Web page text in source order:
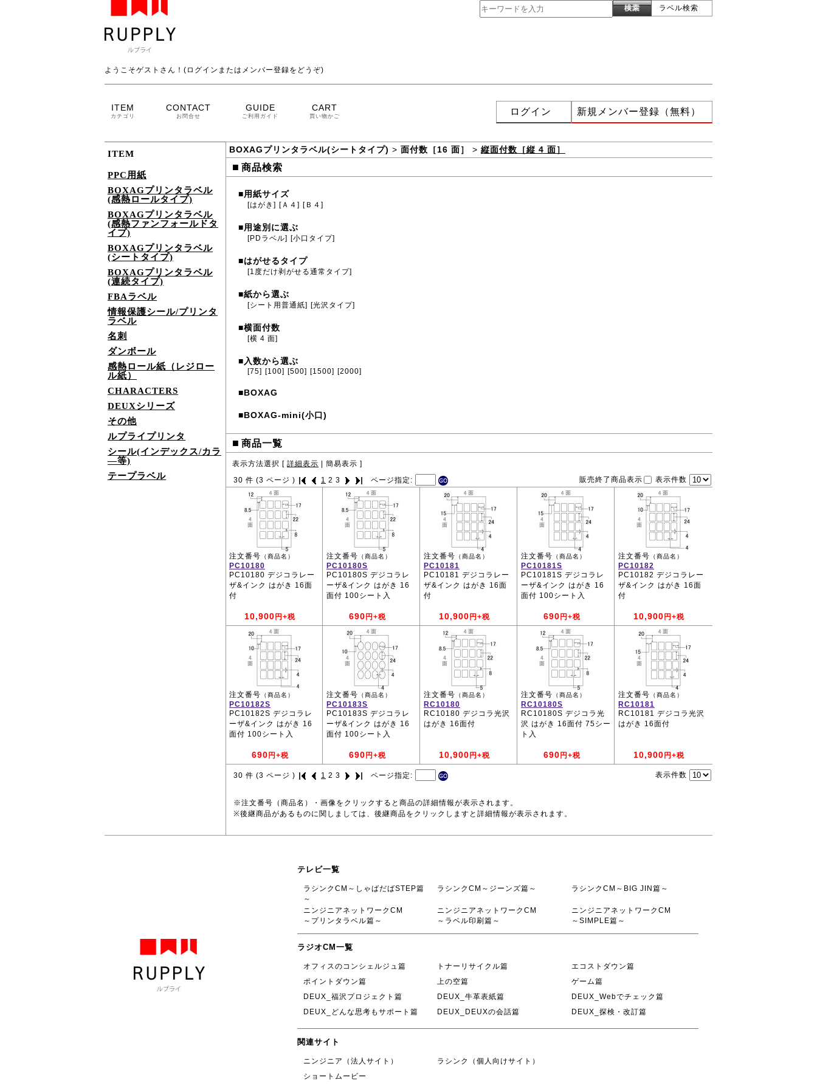
ラベル検索
ようこそゲストさん！(ログインまたはメンバー登録をどうぞ)
ITEM
カテゴリ
CONTACT
お問合せ
GUIDE
ご利用ガイド
CART
買い物かご ログイン 新規メンバー登録（無料）
ITEM
PPC用紙
BOXAGプリンタラベル
(感熱ロールタイプ)
BOXAGプリンタラベル
(感熱ファンフォールドタ
イプ)
BOXAGプリンタラベル
(シートタイプ)
BOXAGプリンタラベル
(連続タイプ)
FBAラベル
情報保護シール/プリンタ
ラベル
名刺
ダンボール
感熱ロール紙（レジロー
ル紙）
CHARACTERS
DEUXシリーズ
その他
ルプライプリンタ
シール(インデックス/カラ
―等)
テープラベル
BOXAGプリンタラベル(シートタイプ) > 面付数［16 面］ > 縦面付数［縦 4 面］
■ 商品検索
■用紙サイズ
[はがき] [Ａ４] [Ｂ４]
■用途別に選ぶ
[PDラベル] [小口タイプ]
■はがせるタイプ
[1度だけ剥がせる通常タイプ]
■紙から選ぶ
[シート用普通紙] [光沢タイプ]
■横面付数
[横 4 面]
■ 入数から選ぶ
[75] [100] [500] [1500] [2000]
■BOXAG
■BOXAG-mini(小口)
■ 商品一覧
表示方法選択 [ 詳細表示 簡易表示 ]
30 件 (3 ページ ) 1 2 3 ページ指定: 販売終了商品表示 表示件数
注文番号 （商品名）
PC10180
PC10180 デジコラレー
ザ&インク はがき 16面
付
10,900 円+税
注文番号 （商品名）
PC10180S
PC10180S デジコラレ
ーザ&インク はがき 16
面付 100シート入
690 円+税
注文番号 （商品名）
PC10181
PC10181 デジコラレー
ザ&インク はがき 16面
付
10,900 円+税
注文番号 （商品名）
PC10181S
PC10181S デジコラレ
ーザ&インク はがき 16
面付 100シート入
690 円+税
注文番号 （商品名）
PC10182
PC10182 デジコラレー
ザ&インク はがき 16面
付
10,900 円+税
注文番号 （商品名）
PC10182S
PC10182S デジコラレ
ーザ&インク はがき 16
面付 100シート入
690 円+税
注文番号 （商品名）
PC10183S
PC10183S デジコラレ
ーザ&インク はがき 16
面付 100シート入
690 円+税
注文番号 （商品名）
RC10180
RC10180 デジコラ光沢
はがき 16面付
10,900 円+税
注文番号 （商品名）
RC10180S
RC10180S デジコラ光
沢 はがき 16面付 75シー
ト入
690 円+税
注文番号 （商品名）
RC10181
RC10181 デジコラ光沢
はがき 16面付
10,900 円+税
30 件 (3 ページ ) 1 2 3 ページ指定: 表示件数
※注文番号（商品名）・画像をクリックすると商品の詳細情報が表示されます。
※後継商品があるものに関しましては、後継商品をクリックしますと詳細情報が表示されます。
テレビ一覧
ラシンクCM～しゃばだばSTEP篇
～
ラシンクCM～ジーンズ篇～ ラシンクCM～BIG JIN篇～
ニンジニアネットワークCM
～プリンタラベル篇～
ニンジニアネットワークCM
～ラベル印刷篇～
ニンジニアネットワークCM
～SIMPLE篇～
ラジオCM一覧
オフィスのコンシェルジュ篇 トナーリサイクル篇
エコストダウン篇
ポイントダウン篇
上の空篇
ゲーム篇
DEUX_福沢プロジェクト篇
DEUX_牛革表紙篇
DEUX_Webでチェック篇
DEUX_どんな思考もサポート篇
DEUX_DEUXの会話篇 DEUX_探検・改訂篇
関連サイト
ニンジニア（法人サイト）
ラシンク（個人向けサイト）
ショートムービー